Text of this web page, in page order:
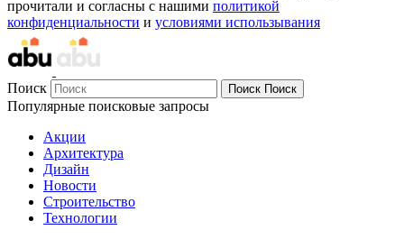
прочитали и согласны с нашими политикой
конфиденциальности и условиями использывания
Поиск Поиск Поиск
Популярные поисковые запросы
Акции
Архитектура
Дизайн
Новости
Строительство
Технологии